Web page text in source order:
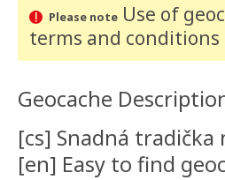
Please noteUse of
terms and conditions
Geocache
[cs] Snadná tradička
[en] Easy to find